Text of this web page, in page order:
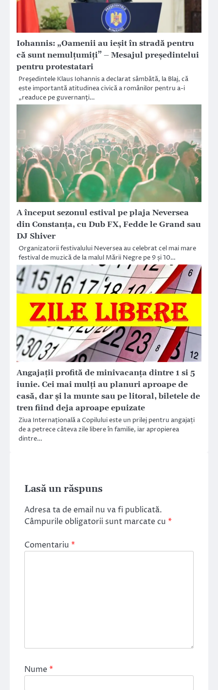
Iohannis: „Oamenii au ieșit în stradă pentru
că sunt nemulțumiți” – Mesajul președintelui
pentru protestatari
Preşedintele Klaus Iohannis a declarat sâmbătă, la Blaj, că
este importantă atitudinea civică a românilor pentru a-i
„readuce pe guvernanţi…
A început sezonul estival pe plaja Neversea
din Constanța, cu Dub FX, Fedde le Grand sau
DJ Shiver
Organizatorii festivalului Neversea au celebrat cel mai mare
festival de muzică de la malul Mării Negre pe 9 și 10…
Angajații profită de minivacanța dintre 1 si 5
iunie. Cei mai mulți au planuri aproape de
casă, dar și la munte sau pe litoral, biletele de
tren fiind deja aproape epuizate
Ziua Internațională a Copilului este un prilej pentru angajați
de a petrece câteva zile libere în familie, iar apropierea
dintre…
Lasă un răspuns
Adresa ta de email nu va fi publicată.
Câmpurile obligatorii sunt marcate cu *
Comentariu *
Nume*